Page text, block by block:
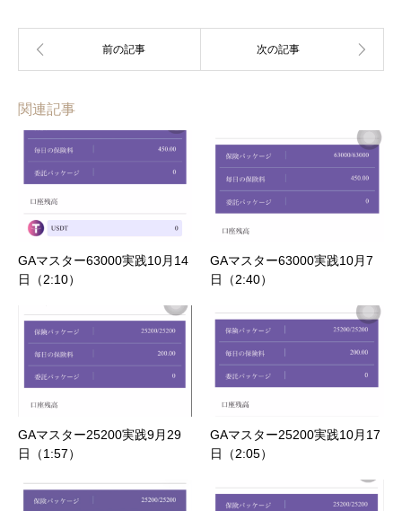
関連記事
GAマスター63000実践10月14
日（2:10）
GAマスター63000実践10月7
日（2:40）
GAマスター25200実践9月29
日（1:57）
GAマスター25200実践10月17
日（2:05）